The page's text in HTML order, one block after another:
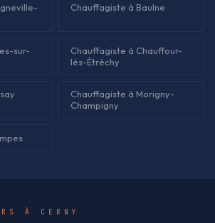
Chauffagiste à Baulne
sur-
Chauffagiste à Chauffour-
lès-Étréchy
Chauffagiste à Morigny-
Champigny
À CERNY